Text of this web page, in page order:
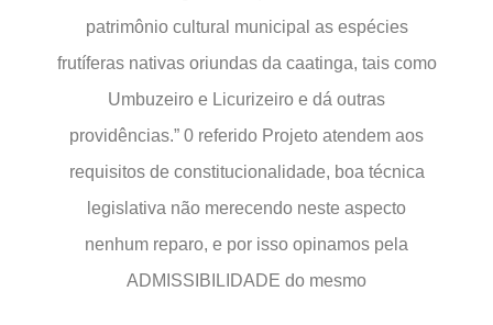
patrimônio cultural municipal as espécies
frutíferas nativas oriundas da caatinga, tais como
Umbuzeiro e Licurizeiro e dá outras
providências.” 0 referido Projeto atendem aos
requisitos de constitucionalidade, boa técnica
legislativa não merecendo neste aspecto
nenhum reparo, e por isso opinamos pela
ADMISSIBILIDADE do mesmo